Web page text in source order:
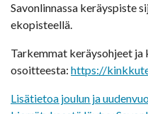
Savonlinnassa keräyspiste
ekopisteellä.
Tarkemmat keräysohjeet
osoitteesta: https://
Lisätietoa joulun ja